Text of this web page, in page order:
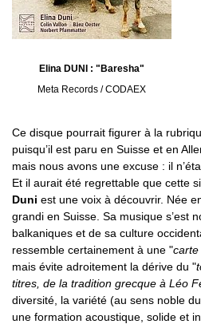
Elina DUNI : "Baresha"
Meta Records / CODAEX
Ce disque pourrait figurer à la
puisqu’il est paru en Suisse et en
mais nous avons une excuse : il
Et il aurait été regrettable que cette
Duni est une voix à découvrir. Née
grandi en Suisse. Sa musique s’est
balkaniques et de sa culture
ressemble certainement à une "carte
mais évite adroitement la dérive du "
titres, de la tradition grecque à Léo
diversité, la variété (au sens noble
une formation acoustique, solide et